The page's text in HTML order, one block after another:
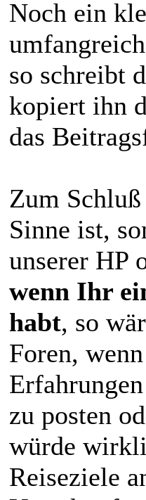
Noch ein
so schreibt
kopiert ihn
das
Zum
Sinne ist,
unserer HP
wenn Ihr
habt, so
Foren,
zu posten
würde
Reiseziele